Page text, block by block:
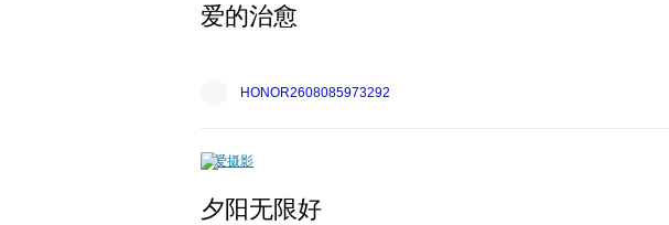
爱的治愈
HONOR2608085973292
爱摄影
夕阳无限好